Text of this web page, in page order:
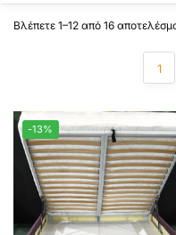
Βλέπετε 1–12 από 16
1
-13%